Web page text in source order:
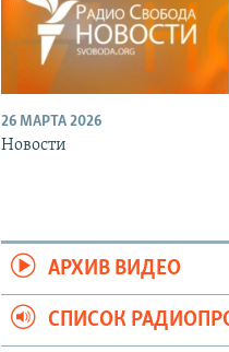
26 МАРТА 2026
Новости
АРХИВ ВИДЕО
СПИСОК